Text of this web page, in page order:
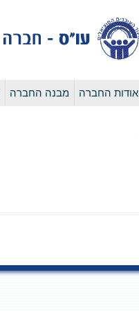
אודות החברה מבנה החברה